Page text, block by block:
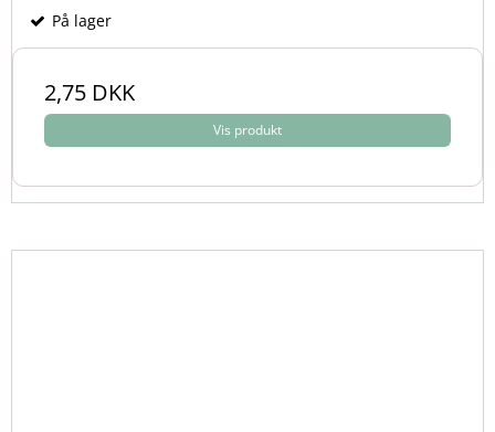
På lager
2,75 DKK
Vis produkt